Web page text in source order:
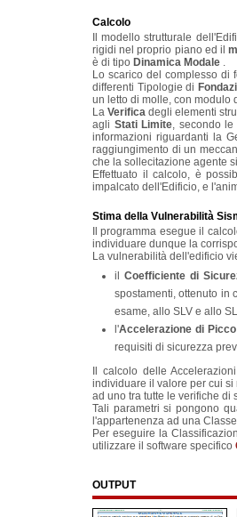
Calcolo
Il modello strutturale
rigidi nel proprio piano ed il
è di tipo Dinamica Modale .
Lo scarico del complesso di
differenti Tipologie di
un letto di molle, con modulo
LaVerifica degli elementi
agli Stati Limite, secondo le
informazioni riguardanti la
raggiungimento di un
che la sollecitazione agente
Effettuato il calcolo, è
impalcato dell'Edificio, e
Stima della Vulnerabilità
Il programma esegue il
individuare dunque la
La vulnerabilità dell'edificio
il Coefficiente di
spostamenti, ottenuto in
esame, allo SLV e allo
l'Accelerazione di
requisiti di sicurezza
Il calcolo delle
individuare il valore per cui
ad uno tra tutte le verifiche di
Tali parametri si pongono
l'appartenenza ad una
Per eseguire la
utilizzare il software specifico
OUTPUT